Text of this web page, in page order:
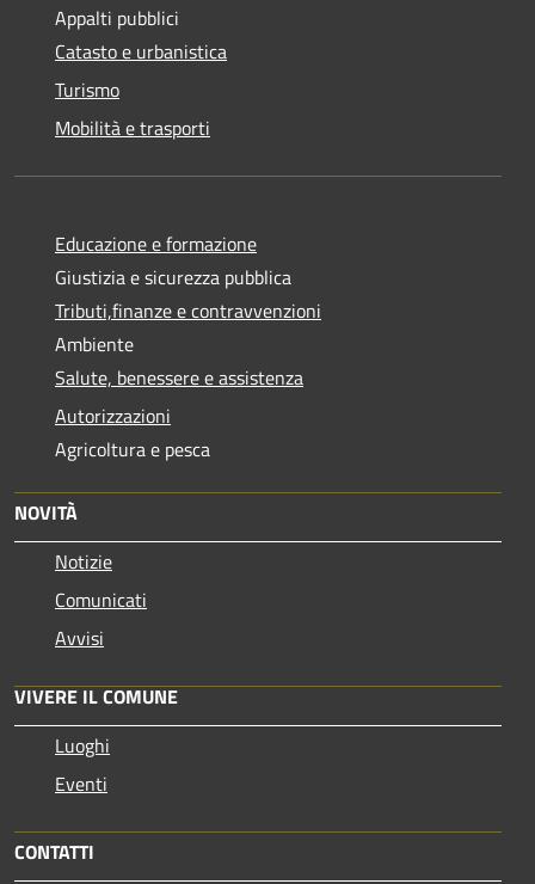
Appalti pubblici
Catasto e urbanistica
Turismo
Mobilità e trasporti
Educazione e formazione
Giustizia e sicurezza pubblica
Tributi,finanze e contravvenzioni
Ambiente
Salute, benessere e assistenza
Autorizzazioni
Agricoltura e pesca
NOVITÀ
Notizie
Comunicati
Avvisi
VIVERE IL COMUNE
Luoghi
Eventi
CONTATTI